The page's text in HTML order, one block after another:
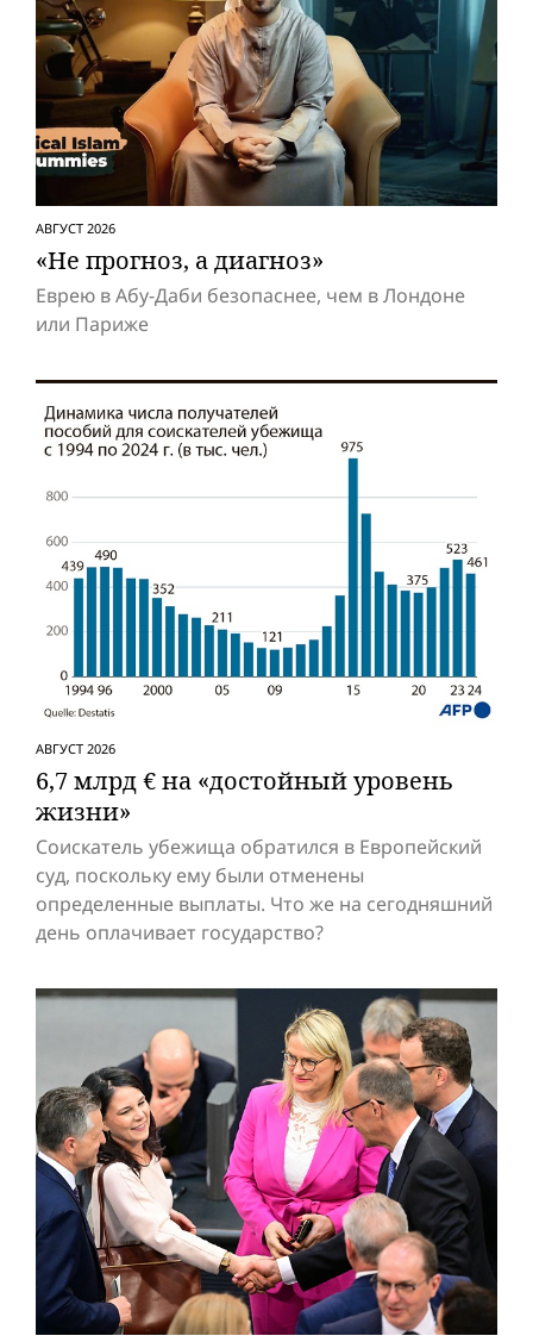
АВГУСТ 2026
«Не прогноз, а диагноз»
Еврею в Абу-Даби безопаснее, чем в Лондоне
или Париже
АВГУСТ 2026
6,7 млрд € на «достойный уровень
жизни»
Соискатель убежища обратился в Европейский
суд, поскольку ему были отменены
определенные выплаты. Что же на сегодняшний
день оплачивает государство?